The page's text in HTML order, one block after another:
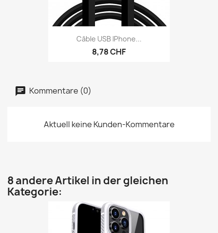
Câble USB IPhone...
8,78 CHF
Kommentare (0)
Aktuell keine Kunden-Kommentare
8 andere Artikel in der gleichen
Kategorie: